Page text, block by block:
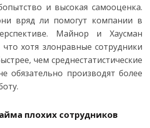
и высокая самооценка.
вряд ли помогут компании в
Майнор и Хаусман
хотя злонравные сотрудники
чем среднестатистические
обязательно производят более
плохих сотрудников